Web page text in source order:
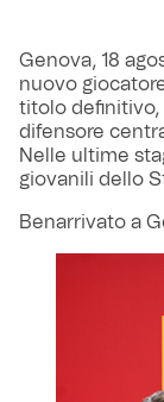
Genova, 18
nuovo
titolo definitivo,
difensore
Nelle ultime
giovanili dello
Benarrivato a